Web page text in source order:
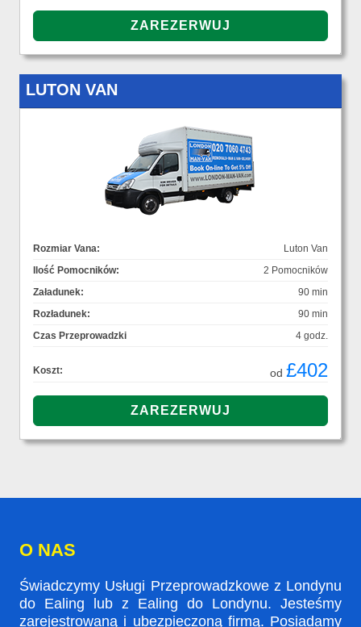
LUTON VAN
Rozmiar Vana:
Luton Van
Ilość Pomocników:
2 Pomocników
Załadunek:
90 min
Rozładunek:
90 min
Czas Przeprowadzki
4 godz.
Koszt: od £402
O NAS
Świadczymy Usługi Przeprowadzkowe z Londynu
do Ealing lub z Ealing do Londynu. Jesteśmy
zarejestrowaną i ubezpieczoną firmą. Posiadamy